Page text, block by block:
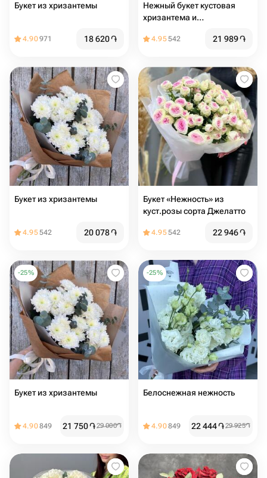
Букет из хризантемы
4.90971 18 620֏
Нежный букет кустовая
хризантема и
4.95542 21 989֏
Букет из хризантемы
4.95542 20 078֏
Букет «Нежность» из
куст.розы сорта Джелатто
4.95542 22 946֏
-25%
Букет из хризантемы
4.90849 21 750֏29 000֏
-25%
Белоснежная нежность
4.90849 22 444֏29 925֏